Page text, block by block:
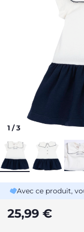
1 /3
Avec ce produit,
25,99 €